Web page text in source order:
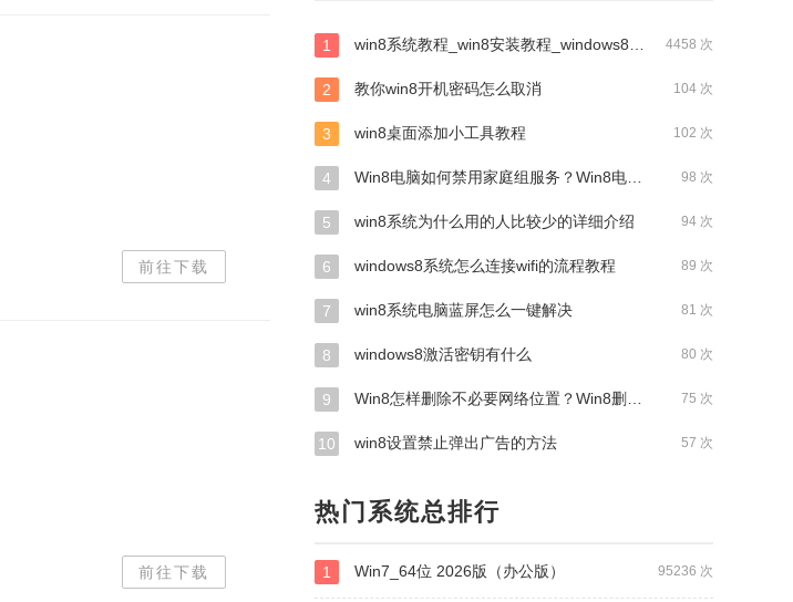
前往下载
前往下载
4458 次
1 win8系统教程_win8安装教程_windows8系统教程
104 次
2 教你win8开机密码怎么取消
102 次
3 win8桌面添加小工具教程
98 次
4 Win8电脑如何禁用家庭组服务？Win8电脑禁用家庭组服务操作步骤
94 次
5 win8系统为什么用的人比较少的详细介绍
89 次
6 windows8系统怎么连接wifi的流程教程
81 次
7 win8系统电脑蓝屏怎么一键解决
80 次
8 windows8激活密钥有什么
75 次
9 Win8怎样删除不必要网络位置？Win8删除多余网络位置的方式
57 次
10 win8设置禁止弹出广告的方法
热门系统总排行
95236 次
1 Win7_64位 2026版（办公版）